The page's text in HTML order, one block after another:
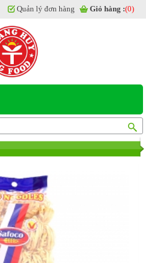
Quản lý đơn hàng Giỏ hàng :(0)